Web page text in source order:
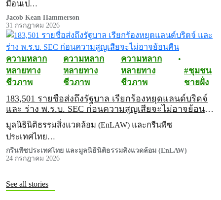
มือนเป…
Jacob Kean Hammerson
31 กรกฎาคม 2026
ความหลาก
หลายทาง
ชีวภาพ
ความหลาก
หลายทาง
ชีวภาพ
ความหลาก
หลายทาง
ชีวภาพ
ชุมชน
ชายฝั่ง
183,501 รายชื่อส่งถึงรัฐบาล เรียกร้องหยุดแลนด์บริดจ์
และ ร่าง พ.ร.บ. SEC ก่อนความสูญเสียจะไม่อาจย้อน
คืน
มูลนิธินิติธรรมสิ่งแวดล้อม (EnLAW) และกรีนพีซ
ประเทศไทย…
กรีนพีซประเทศไทย และมูลนิธินิติธรรมสิ่งแวดล้อม (EnLAW)
24 กรกฎาคม 2026
See all stories